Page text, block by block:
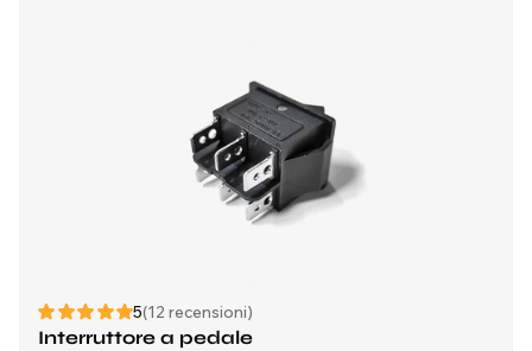
5(12 recensioni)
Interruttore a pedale